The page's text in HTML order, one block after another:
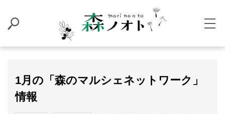
1月の「森のマルシェネットワーク」
情報